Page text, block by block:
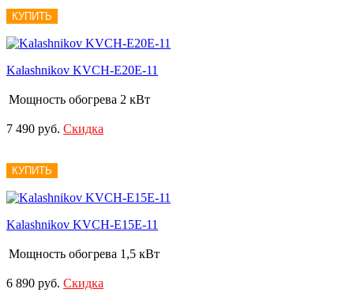
КУПИТЬ
Kalashnikov KVCH-E20E-11
Мощность обогрева 2 кВт
7 490 руб. Скидка
КУПИТЬ
Kalashnikov KVCH-E15E-11
Мощность обогрева 1,5 кВт
6 890 руб. Скидка